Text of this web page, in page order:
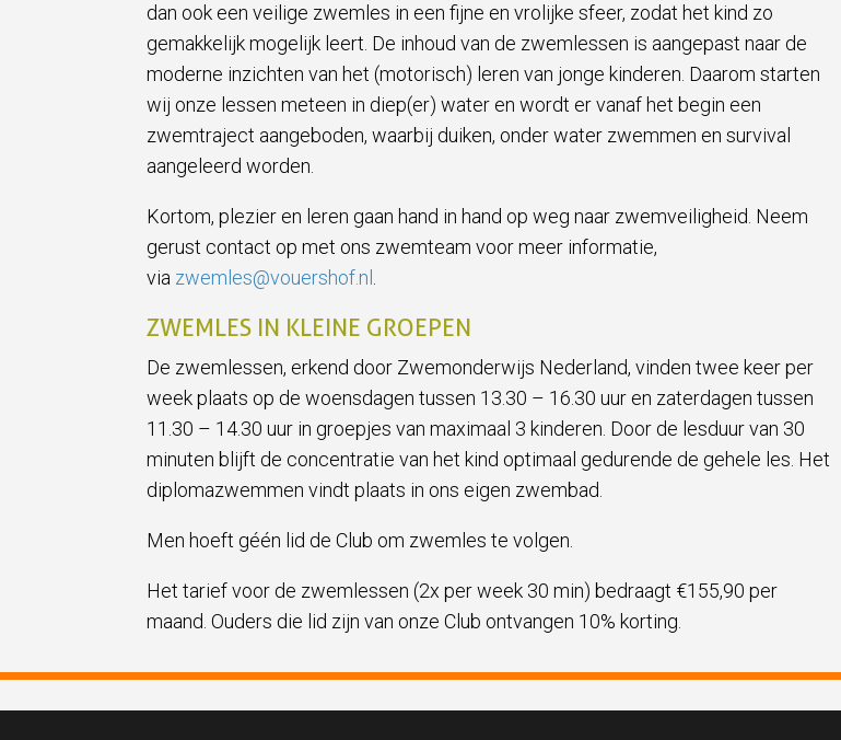
dan ook een veilige zwemles in een fijne en vrolijke sfeer, zodat het kind zo
gemakkelijk mogelijk leert. De inhoud van de zwemlessen is aangepast naar de
moderne inzichten van het (motorisch) leren van jonge kinderen. Daarom starten
wij onze lessen meteen in diep(er) water en wordt er vanaf het begin een
zwemtraject aangeboden, waarbij duiken, onder water zwemmen en survival
aangeleerd worden.
Kortom, plezier en leren gaan hand in hand op weg naar zwemveiligheid. Neem
gerust contact op met ons zwemteam voor meer informatie,
via zwemles@vouershof.nl .
ZWEMLES IN KLEINE GROEPEN
De zwemlessen, erkend door Zwemonderwijs Nederland, vinden twee keer per
week plaats op de woensdagen tussen 13.30 – 16.30 uur en zaterdagen tussen
11.30 – 14.30 uur in groepjes van maximaal 3 kinderen. Door de lesduur van 30
minuten blijft de concentratie van het kind optimaal gedurende de gehele les. Het
diplomazwemmen vindt plaats in ons eigen zwembad.
Men hoeft géén lid de Club om zwemles te volgen.
Het tarief voor de zwemlessen (2x per week 30 min) bedraagt €155,90 per
maand. Ouders die lid zijn van onze Club ontvangen 10% korting.